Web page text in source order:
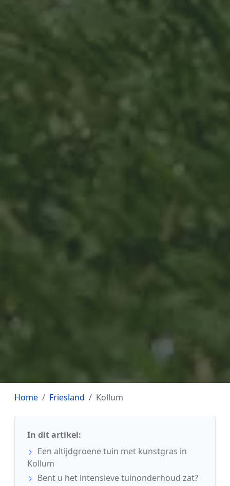
Home Friesland Kollum
In dit artikel:
Een altijdgroene tuin met kunstgras in
Kollum
Bent u het intensieve tuinonderhoud zat?